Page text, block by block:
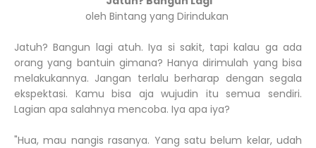
oleh Bintang yang Dirindukan
Jatuh? Bangun lagi atuh. Iya si sakit, tapi kalau ga ada
orang yang bantuin gimana? Hanya dirimulah yang bisa
melakukannya. Jangan terlalu berharap dengan segala
ekspektasi. Kamu bisa aja wujudin itu semua sendiri.
Lagian apa salahnya mencoba. Iya apa iya?
"Hua, mau nangis rasanya. Yang satu belum kelar, udah